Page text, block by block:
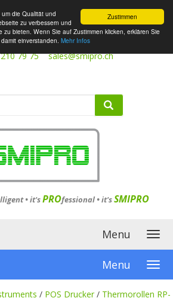
Zustimmen
die Qualität und
zu verbessern und
zu bieten. Wenn Sie auf Zustimmen klicken, erklären Sie
einverstanden. Mehr Infos
79 75 sales@smipro.ch
•it'sPROfessional •it'sSMIPRO
Menu
Menu
/ POS Drucker / Thermorollen RP-